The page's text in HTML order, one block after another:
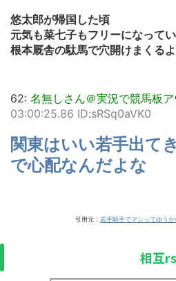
悠太郎が帰国した頃
元気も菜七子もフリーになって
根本厩舎の駄馬で穴開けまくるよ
62: 名無しさん＠実況で競馬板ア
03:00:25.86 ID:sRSq0aVK0
関東はいい若手出て
で心配なんだよな
引用元： 若手騎手でマシってゆう
相互